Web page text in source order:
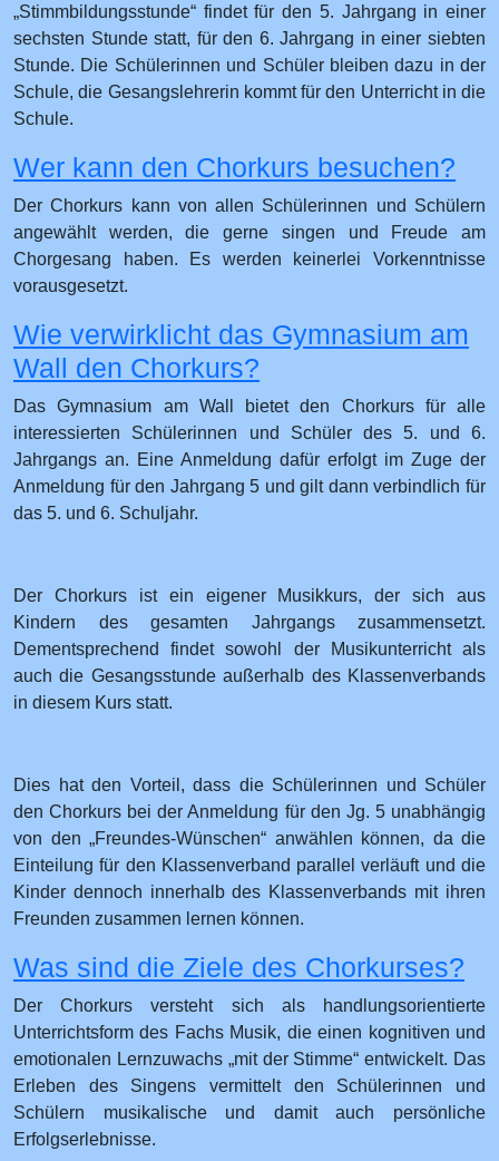
„Stimmbildungsstunde“ findet für den 5. Jahrgang in einer
sechsten Stunde statt, für den 6. Jahrgang in einer siebten
Stunde. Die Schülerinnen und Schüler bleiben dazu in der
Schule, die Gesangslehrerin kommt für den Unterricht in die
Schule.
Wer kann den Chorkurs besuchen?
Der Chorkurs kann von allen Schülerinnen und Schülern
angewählt werden, die gerne singen und Freude am
Chorgesang haben. Es werden keinerlei Vorkenntnisse
vorausgesetzt.
Wie verwirklicht das Gymnasium am
Wall den Chorkurs?
Das Gymnasium am Wall bietet den Chorkurs für alle
interessierten Schülerinnen und Schüler des 5. und 6.
Jahrgangs an. Eine Anmeldung dafür erfolgt im Zuge der
Anmeldung für den Jahrgang 5 und gilt dann verbindlich für
das 5. und 6. Schuljahr.
Der Chorkurs ist ein eigener Musikkurs, der sich aus
Kindern des gesamten Jahrgangs zusammensetzt.
Dementsprechend findet sowohl der Musikunterricht als
auch die Gesangsstunde außerhalb des Klassenverbands
in diesem Kurs statt.
Dies hat den Vorteil, dass die Schülerinnen und Schüler
den Chorkurs bei der Anmeldung für den Jg. 5 unabhängig
von den „Freundes-Wünschen“ anwählen können, da die
Einteilung für den Klassenverband parallel verläuft und die
Kinder dennoch innerhalb des Klassenverbands mit ihren
Freunden zusammen lernen können.
Was sind die Ziele des Chorkurses?
Der Chorkurs versteht sich als handlungsorientierte
Unterrichtsform des Fachs Musik, die einen kognitiven und
emotionalen Lernzuwachs „mit der Stimme“ entwickelt. Das
Erleben des Singens vermittelt den Schülerinnen und
Schülern musikalische und damit auch persönliche
Erfolgserlebnisse.